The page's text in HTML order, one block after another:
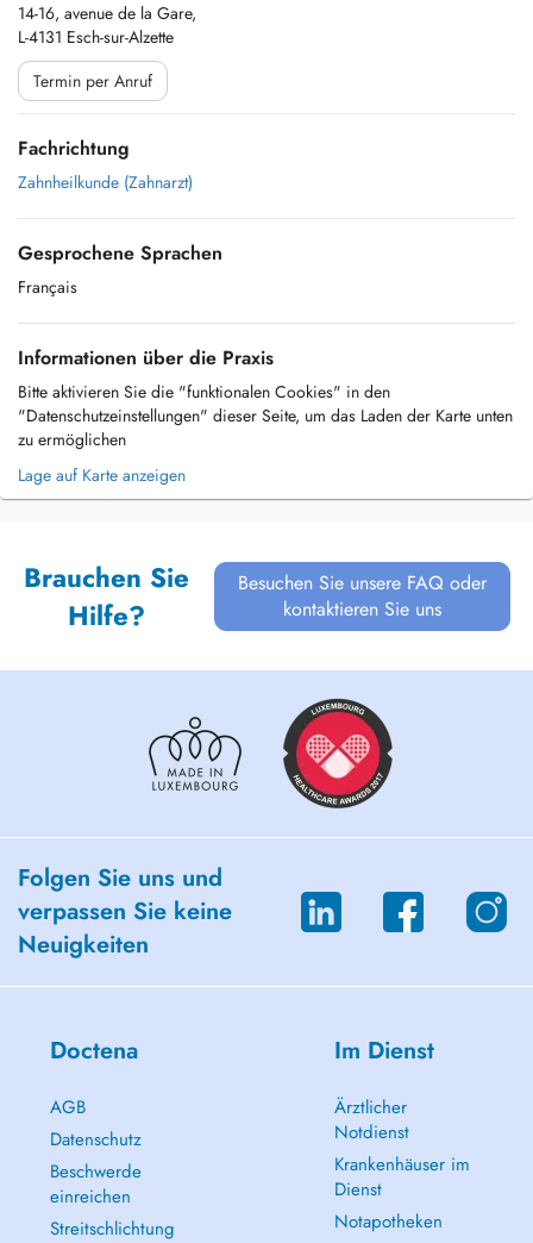
14-16, avenue de la Gare,
L-4131 Esch-sur-Alzette
Termin per Anruf
Fachrichtung
Zahnheilkunde (Zahnarzt)
Gesprochene Sprachen
Français
Informationen über die Praxis
Bitte aktivieren Sie die "funktionalen Cookies" in den
"Datenschutzeinstellungen" dieser Seite, um das Laden der Karte unten
zu ermöglichen
Lage auf Karte anzeigen
Brauchen Sie
Hilfe?
Besuchen Sie unsere FAQ oder
kontaktieren Sie uns
Folgen Sie uns und
verpassen Sie keine
Neuigkeiten
Doctena
AGB
Datenschutz
Beschwerde
einreichen
Streitschlichtung
Im Dienst
Ärztlicher
Notdienst
Krankenhäuser im
Dienst
Notapotheken